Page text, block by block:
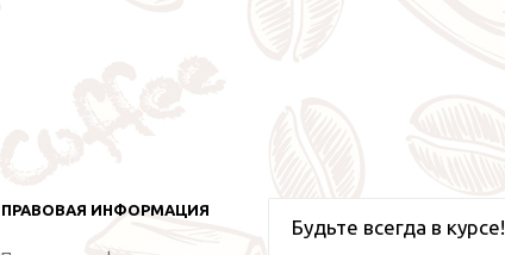
ПРАВОВАЯ ИНФОРМАЦИЯ
Будьте всегда в курсе!